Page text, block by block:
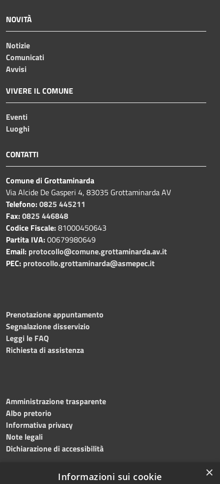
NOVITÀ
Notizie
Comunicati
Avvisi
VIVERE IL COMUNE
Eventi
Luoghi
CONTATTI
Comune di Grottaminarda
Via Alcide De Gasperi 4, 83035 Grottaminarda AV
Telefono:0825 445211
Fax:0825 446848
Codice Fiscale:81000450643
Partita IVA:00679980649
Email: protocollo@comune.grottaminarda.av.it
PEC: protocollo.grottaminarda@asmepec.it
Prenotazione appuntamento
Segnalazione disservizio
Leggi le FAQ
Richiesta di assistenza
Amministrazione trasparente
Albo pretorio
Informativa privacy
Note legali
Dichiarazione di accessibilità
×
Informazioni sui cookie